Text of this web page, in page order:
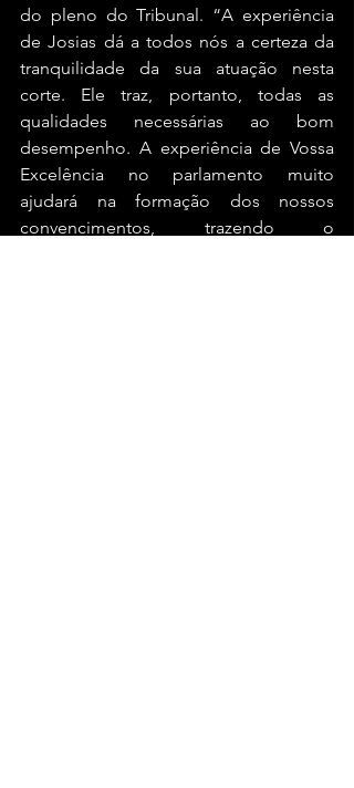
do pleno do Tribunal. “A experiência
de Josias dá a todos nós a certeza da
tranquilidade da sua atuação nesta
corte. Ele traz, portanto, todas as
qualidades necessárias ao bom
desempenho. A experiência de Vossa
Excelência no parlamento muito
ajudará na formação dos nossos
convencimentos, trazendo o